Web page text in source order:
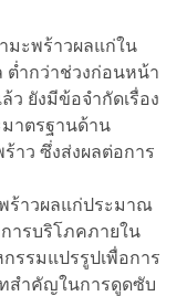
มะพร้าวผลแก่ใน
ต่ำกว่าช่วงก่อนหน้า
ยังมีข้อจำกัดเรื่อง
าตรฐานด้าน
าว ซึ่งส่งผลต่อการ
ร้าวผลแก่ประมาณ
ารบริโภคภายใน
รรมแปรรูปเพื่อการ
สำคัญในการดูดซับ